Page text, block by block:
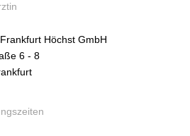
Höchst GmbH
6 - 8